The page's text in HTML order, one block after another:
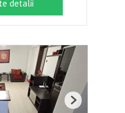
detalii
Next